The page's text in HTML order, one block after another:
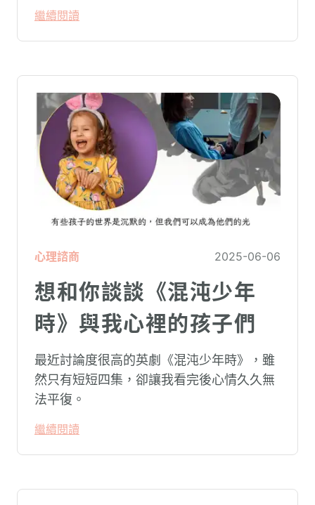
繼續閱讀
心理諮商 2025-06-06
想和你談談《混沌少年
時》與我心裡的孩子們
最近討論度很高的英劇《混沌少年時》，雖
然只有短短四集，卻讓我看完後心情久久無
法平復。
繼續閱讀